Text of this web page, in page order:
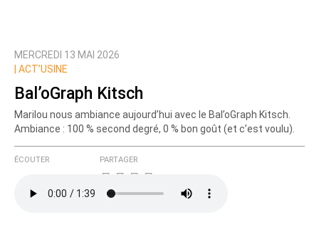
MERCREDI 13 MAI 2026
ACT’USINE
Bal’oGraph Kitsch
Marilou nous ambiance aujourd’hui avec le Bal’oGraph Kitsch.
Ambiance : 100 % second degré, 0 % bon goût (et c’est voulu).
ÉCOUTER PARTAGER